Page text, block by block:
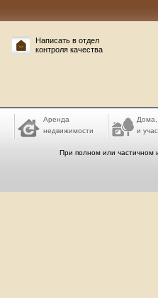
Написать в отдел
контроля качества
Аренда
недвижимости
Дома,
и
При полном или частичном